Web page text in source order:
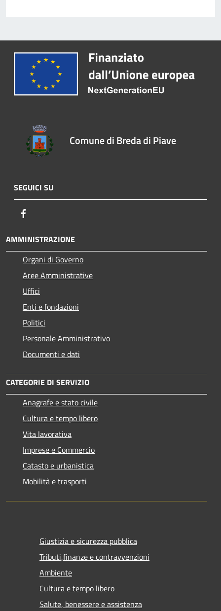
Comune di Breda di Piave
SEGUICI SU
AMMINISTRAZIONE
Organi di Governo
Aree Amministrative
Uffici
Enti e fondazioni
Politici
Personale Amministrativo
Documenti e dati
CATEGORIE DI SERVIZIO
Anagrafe e stato civile
Cultura e tempo libero
Vita lavorativa
Imprese e Commercio
Catasto e urbanistica
Mobilità e trasporti
Giustizia e sicurezza pubblica
Tributi,finanze e contravvenzioni
Ambiente
Cultura e tempo libero
Salute, benessere e assistenza